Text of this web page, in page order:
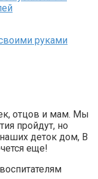
отцов и мам. Мы
пройдут, но
деток дом, В
еще!